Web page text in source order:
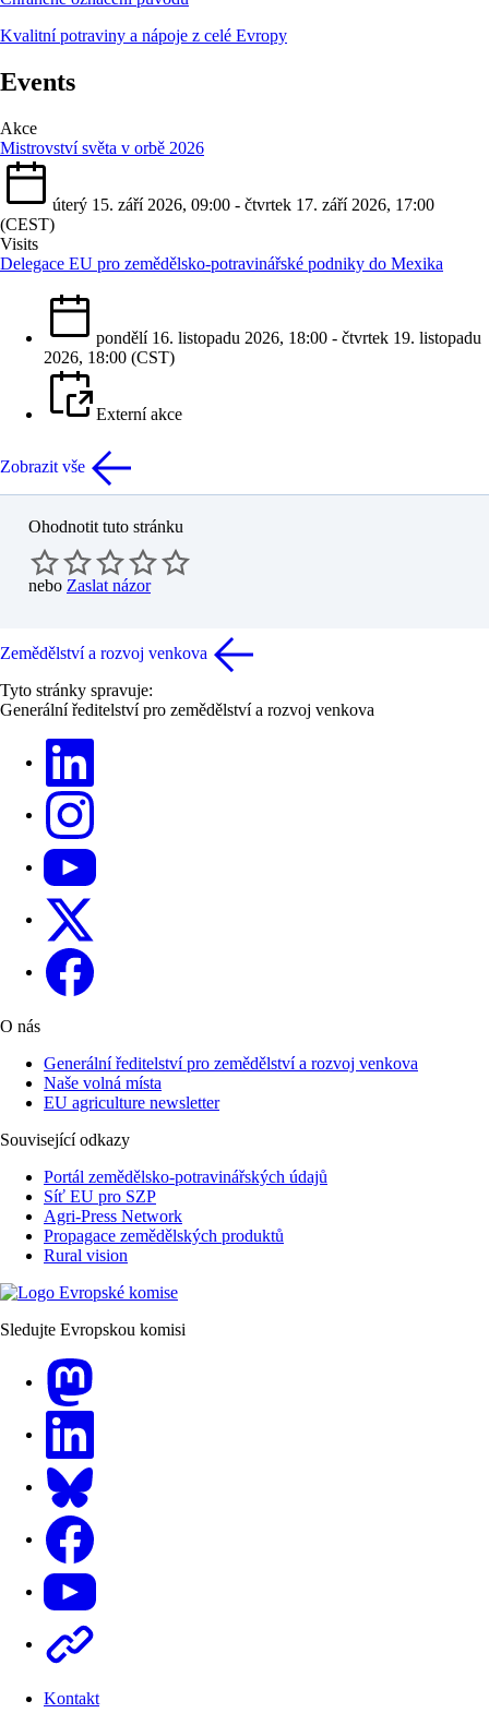
Kvalitní potraviny a nápoje z celé Evropy
Events
Akce
Mistrovství světa v orbě 2026
úterý 15. září 2026, 09:00 - čtvrtek 17. září 2026, 17:00
(CEST)
Visits
Delegace EU pro zemědělsko-potravinářské podniky do Mexika
pondělí 16. listopadu 2026, 18:00 - čtvrtek 19. listopadu
2026, 18:00 (CST)
Externí akce
Zobrazit vše
Ohodnotit tuto stránku
nebo Zaslat názor
Zemědělství a rozvoj venkova
Tyto stránky spravuje:
Generální ředitelství pro zemědělství a rozvoj venkova
O nás
Generální ředitelství pro zemědělství a rozvoj venkova
Naše volná místa
EU agriculture newsletter
Související odkazy
Portál zemědělsko-potravinářských údajů
Síť EU pro SZP
Agri-Press Network
Propagace zemědělských produktů
Rural vision
Sledujte Evropskou komisi
Kontakt